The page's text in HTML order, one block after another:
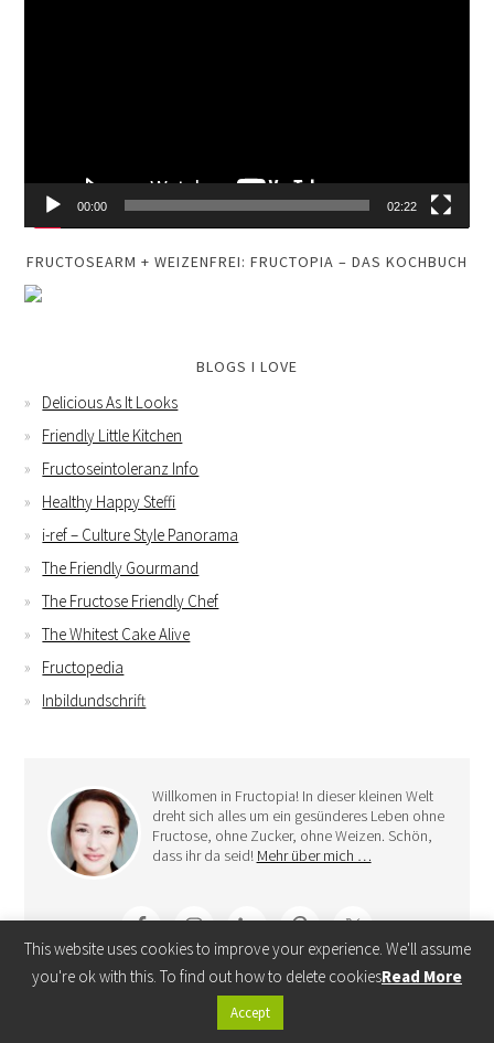
00:00 02:22
FRUCTOSEARM + WEIZENFREI: FRUCTOPIA – DAS KOCHBUCH
BLOGS I LOVE
Delicious As It Looks
Friendly Little Kitchen
Fructoseintoleranz Info
Healthy Happy Steffi
i-ref – Culture Style Panorama
The Friendly Gourmand
The Fructose Friendly Chef
The Whitest Cake Alive
Fructopedia
Inbildundschrift
Willkomen in Fructopia! In dieser kleinen Welt
dreht sich alles um ein gesünderes Leben ohne
Fructose, ohne Zucker, ohne Weizen. Schön,
dass ihr da seid! Mehr über mich …
Letzte Beiträge
Rezepte
This website uses cookies to improve your experience. We'll assume
you're ok with this. To find out how to delete cookiesRead More
Accept